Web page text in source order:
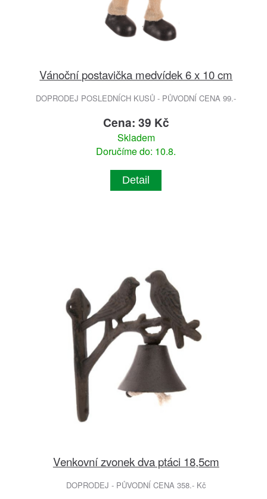
Vánoční postavička medvídek 6 x 10 cm
DOPRODEJ POSLEDNÍCH KUSŮ - PŮVODNÍ CENA 99.-
Cena: 39 Kč
Skladem
Doručíme do: 10.8.
Detail
Venkovní zvonek dva ptáci 18,5cm
DOPRODEJ - PŮVODNÍ CENA 358.- Kč